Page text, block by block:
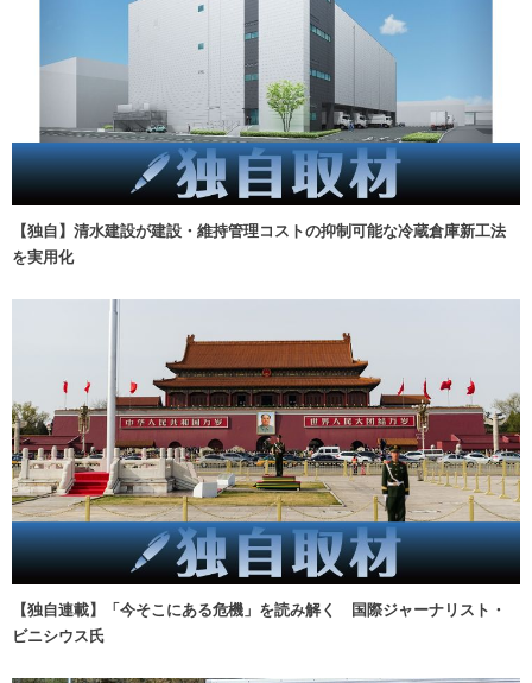
【独自】清水建設が建設・維持管理コストの抑制可能な冷蔵倉庫新工法
を実用化
【独自連載】「今そこにある危機」を読み解く 国際ジャーナリスト・
ビニシウス氏